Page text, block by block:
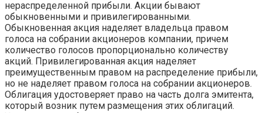
нераспределенной прибыли. Акции бывают
обыкновенными и привилегированными.
Обыкновенная акция наделяет владельца правом
голоса на собрании акционеров компании, причем
количество голосов пропорционально количеству
акций. Привилегированная акция наделяет
преимущественным правом на распределение прибыли,
но не наделяет правом голоса на собрании акционеров.
Облигация удостоверяет право на часть долга эмитента,
который возник путем размещения этих облигаций.